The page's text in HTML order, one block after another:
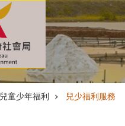
兒童少年福利 兒少福利服務